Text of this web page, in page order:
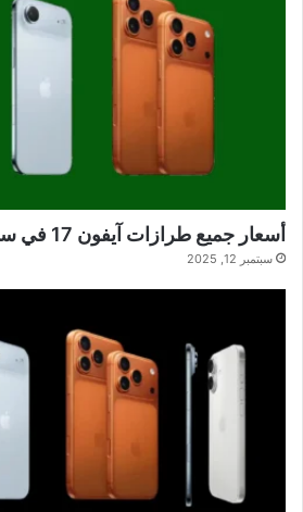
أسعار جميع طرازات آيفون 17 في سوريا
سبتمبر 12, 2025